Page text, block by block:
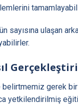
sayısına ulaşan
gerek bir
yetkilendirilmiş